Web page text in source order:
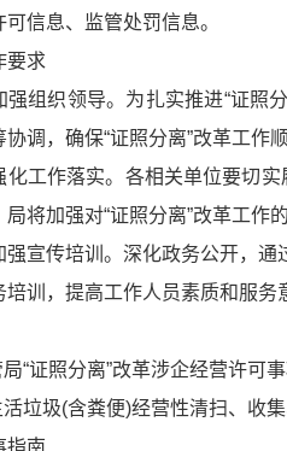
信息、监管处罚信息。
要求
强组织领导。为扎实推进“证
调，确保“证照分离”改革工作
化工作落实。各相关单位要切
局将加强对“证照分离”改革工作
强宣传培训。深化政务公开，
培训，提高工作人员素质和服务
“证照分离”改革涉企经营许可
活垃圾(含粪便)经营性清扫、收
指南